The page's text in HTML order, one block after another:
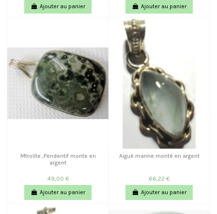
Ajouter au panier Ajouter au panier
Mtrolite ,Pendentif monte en
argent
49,00 €
Ajouter au panier
Aiguë marine monté en argent
66,22 €
Ajouter au panier